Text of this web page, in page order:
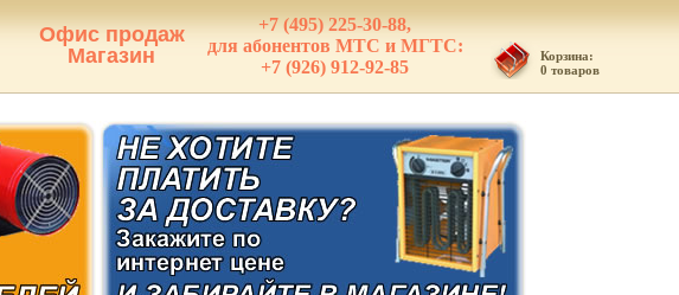
Офис продаж
Магазин
+7 (495) 225-30-88,
для абонентов МТС и МГТС:
+7 (926) 912-92-85
Корзина:
0 товаров